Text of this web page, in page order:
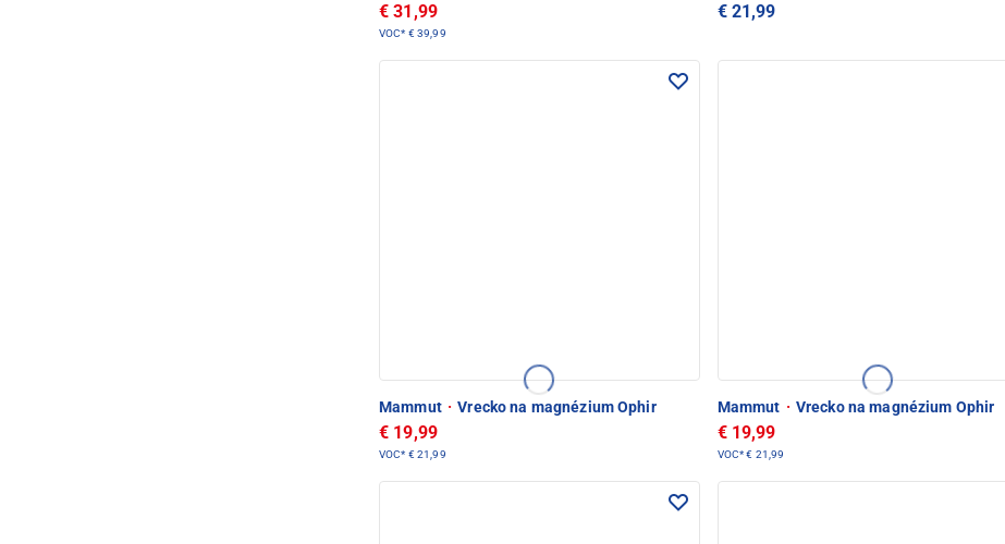
€ 31,99
VOC* € 39,99
€ 21,99
Mammut · Vrecko na magnézium Ophir
€ 19,99
VOC* € 21,99
Mammut · Vrecko na magnézium Ophir
€ 19,99
VOC*€ 21,99